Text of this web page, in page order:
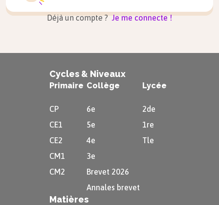
Déjà un compte ? Je me connecte !
Cycles & Niveaux
Primaire
CP
CE1
CE2
CM1
CM2
Collège
6e
5e
4e
3e
Brevet 2026
Annales brevet
Lycée
2de
1re
Tle
Matières